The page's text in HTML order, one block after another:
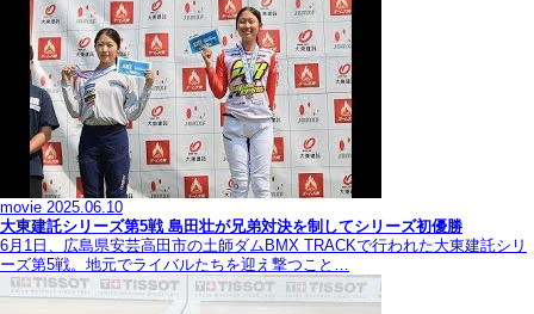
movie 2025.06.10
大東建託シリーズ第5戦 島田壮が兄弟対決を制してシリーズ初優勝
6月1日、広島県安芸高田市の土師ダムBMX TRACKで行われた大東建託シリ
ーズ第5戦。地元でライバルたちを迎え撃つこと…